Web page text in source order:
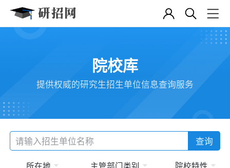
院校库
提供权威的研究生招生单位信息查询服务
查询
所在地 主管部门类别 院校特性